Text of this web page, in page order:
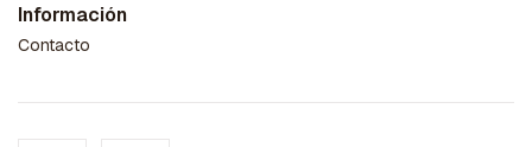
Información
Contacto